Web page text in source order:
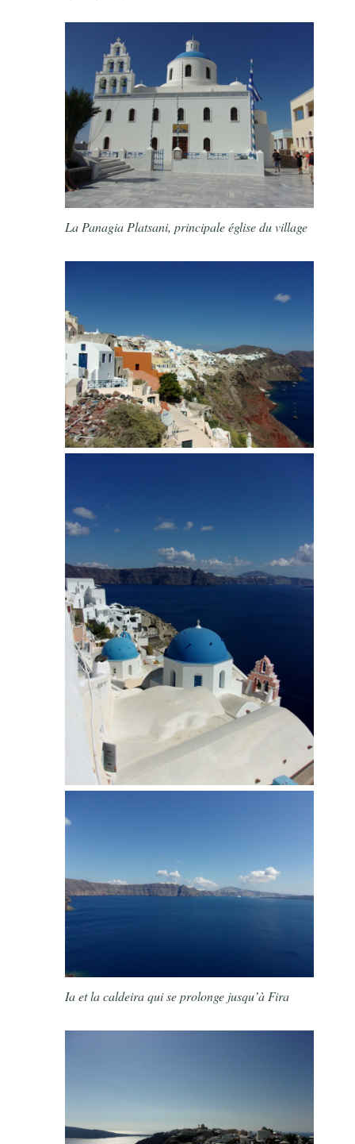
La Panagia Platsani, principale église du village
Ia et la caldeira qui se prolonge jusqu’à Fira